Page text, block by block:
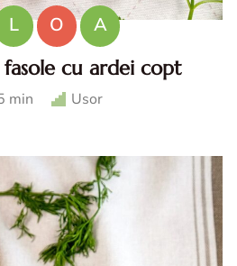
L O
A
cu ardei copt
Reteta de hummus de fasole
min Usor